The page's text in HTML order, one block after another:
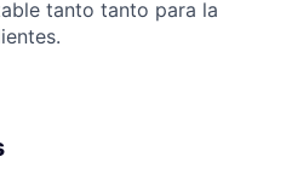
tanto tanto para la